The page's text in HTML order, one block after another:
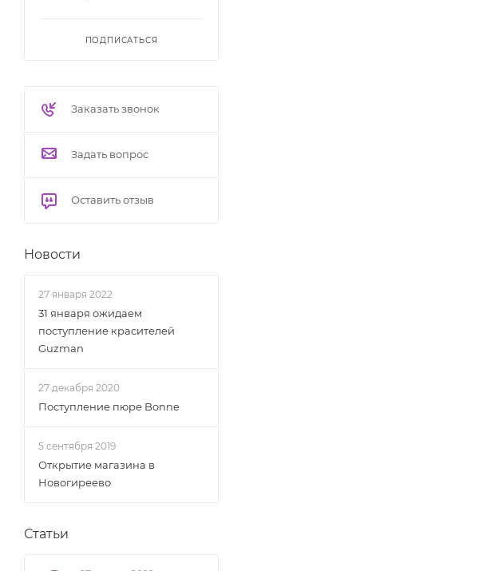
ПОДПИСАТЬСЯ
Заказать звонок
Задать вопрос
Оставить отзыв
Новости
27 января 2022
31 января ожидаем
поступление красителей
Guzman
27 декабря 2020
Поступление пюре Bonne
5 сентября 2019
Открытие магазина в
Новогиреево
Статьи